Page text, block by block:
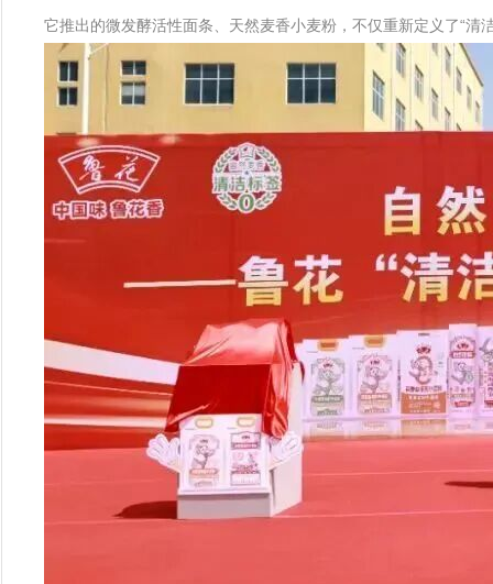
它推出的微发酵活性面条、天然麦香小麦粉，不仅重新定义了“